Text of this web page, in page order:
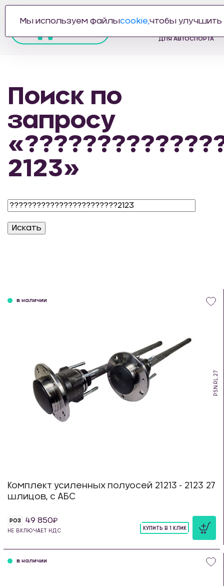
ПРОИЗВОДИТЕЛЬ
ДЛЯ АВТОСПОРТА
Поиск по
запросу
2123»
PSN.RL.27
в наличии
Комплект усиленных полуосей 21213 - 2123 27
шлицов, с АБС
РОЗ 49 850
НЕ ВКЛЮЧАЕТ НДС
КУПИТЬ В 1 КЛИК
в наличии
Мы используем файлыcookie, чтобы улучшить